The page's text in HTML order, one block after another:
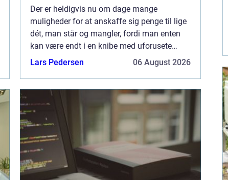
Der er heldigvis nu om dage mange
muligheder for at anskaffe sig penge til lige
dét, man står og mangler, fordi man enten
kan være endt i en knibe med uforusete
udgifter, eller man bare vil supplere ens
Lars Pedersen 06 August 2026